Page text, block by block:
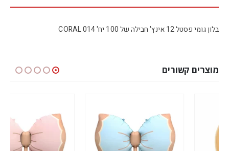
בלון גומי פסטל 12 אינץ' חבילה של 100 יח' CORAL 014
מוצרים קשורים